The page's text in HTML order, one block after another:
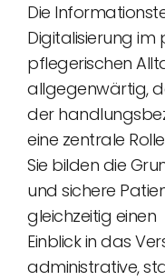
Die
Digitalisierung im
pflegerischen
allgegenwärtig,
der
eine zentrale
Sie bilden die
und sichere
gleichzeitig einen
Einblick in das
administrative,